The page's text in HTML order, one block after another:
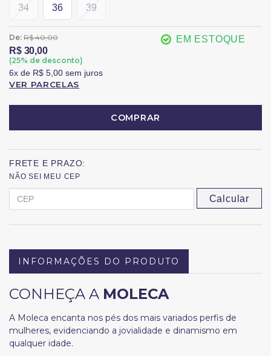
34 36 39
De: R$ 40,00
R$ 30,00
(25% de desconto)
6x de R$ 5,00 sem juros
VER PARCELAS
EM ESTOQUE
COMPRAR
FRETE E PRAZO:
NÃO SEI MEU CEP
Calcular
INFORMAÇÕES DO PRODUTO
CONHEÇA A MOLECA
A Moleca encanta nos pés dos mais variados perfis de
mulheres, evidenciando a jovialidade e dinamismo em
qualquer idade.